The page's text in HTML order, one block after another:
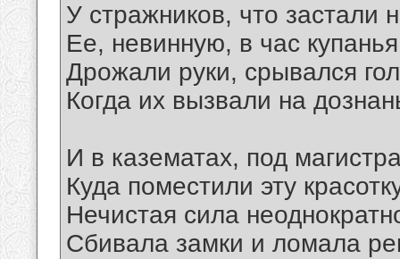
У стражников, что застали
Ее, невинную, в час
Дрожали руки, срывался
Когда их вызвали на
И в казематах, под
Куда поместили эту
Нечистая сила
Сбивала замки и ломала